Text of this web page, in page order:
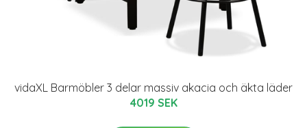
vidaXL Barmöbler 3 delar massiv akacia och äkta läder
4019 SEK